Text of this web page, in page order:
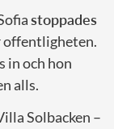
stoppades
offentligheten.
in och hon
alls.
Solbacken –